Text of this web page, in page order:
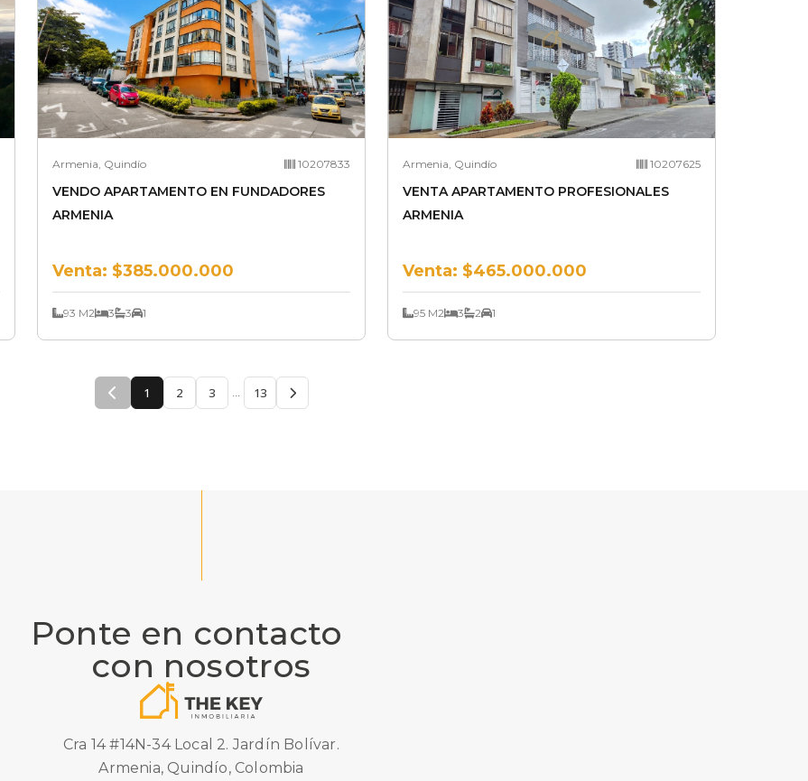
Armenia, Quindío 10207833
VENDO APARTAMENTO EN FUNDADORES
ARMENIA
Venta: $385.000.000
93 M2 3 3 1
Armenia, Quindío 10207625
VENTA APARTAMENTO PROFESIONALES
ARMENIA
Venta: $465.000.000
95 M2 3 2 1
1 2 3 ... 13
Ponte en contacto
con nosotros
Cra 14 #14N-34 Local 2. Jardín Bolívar.
Armenia, Quindío, Colombia